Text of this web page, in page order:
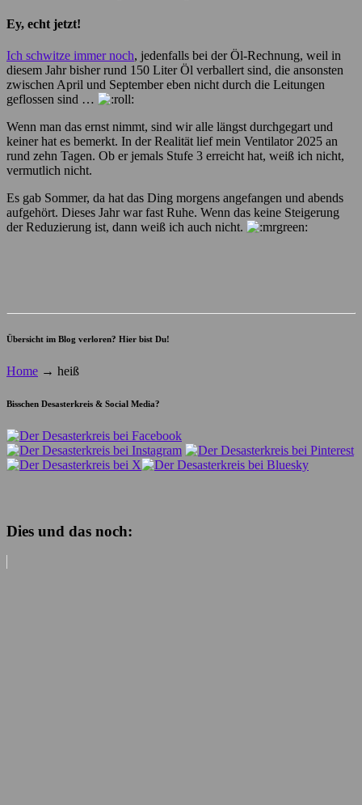
Ey, echt jetzt!
Ich schwitze immer noch, jedenfalls bei der Öl-Rechnung, weil in
diesem Jahr bisher rund 150 Liter Öl verballert sind, die ansonsten
zwischen April und September eben nicht durch die Leitungen
geflossen sind …
Wenn man das ernst nimmt, sind wir alle längst durchgegart und
keiner hat es bemerkt. In der Realität lief mein Ventilator 2025 an
rund zehn Tagen. Ob er jemals Stufe 3 erreicht hat, weiß ich nicht,
vermutlich nicht.
Es gab Sommer, da hat das Ding morgens angefangen und abends
aufgehört. Dieses Jahr war fast Ruhe. Wenn das keine Steigerung
der Reduzierung ist, dann weiß ich auch nicht.
Übersicht im Blog verloren? Hier bist Du!
Home → heiß
Bisschen Desasterkreis & Social Media?
Dies und das noch: